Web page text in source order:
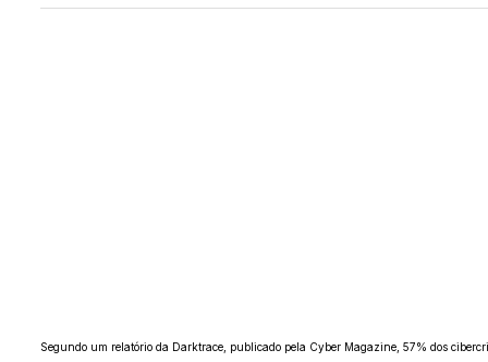
Segundo um relatório da Darktrace, publicado pela Cyber Magazine, 57% dos